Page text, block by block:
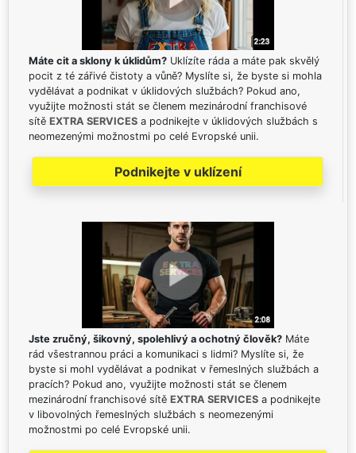
Máte cit a sklony k úklidům? Uklízíte ráda a máte pak skvělý
pocit z té zářivé čistoty a vůně? Myslíte si, že byste si mohla
vydělávat a podnikat v úklidových službách? Pokud ano,
využijte možnosti stát se členem mezinárodní franchisové
sítě EXTRA SERVICES a podnikejte v úklidových službách s
neomezenými možnostmi po celé Evropské unii.
Podnikejte v uklízení
Jste zručný, šikovný, spolehlivý a ochotný člověk? Máte
rád všestrannou práci a komunikaci s lidmi? Myslíte si, že
byste si mohl vydělávat a podnikat v řemeslných službách a
pracích? Pokud ano, využijte možnosti stát se členem
mezinárodní franchisové sítě EXTRA SERVICES a podnikejte
v libovolných řemeslných službách s neomezenými
možnostmi po celé Evropské unii.